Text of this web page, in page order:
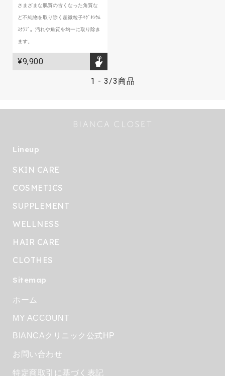
さまざまな肌質の古くなった角質な
ど不純物を取り除く超微粒子ﾏｸﾞﾈｼｳﾑ
ｽｸﾗﾌﾞ。汚れや角質を均一に取り除き
ます。
¥9,900
1 - 3/3商品
Lineup
SKIN CARE
COSMETICS
SUPPLEMENT
WELLNESS
HAIR CARE
CLOTHES
Sitemap
ホーム
MY ACCOUNT
BIANCAクリニック公式HP
お問い合わせ
特定商取引に基づく表記